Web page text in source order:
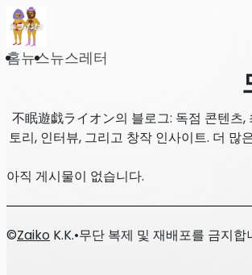
홈뉴스뉴스레터
不眠遊戯ライオン의 블로그: 독점 콘텐츠
토리, 인터뷰, 그리고 창작 인사이트. 더
아직 게시물이 없습니다.
©Zaiko K.K.•무단 복제 및 재배포를 금지합